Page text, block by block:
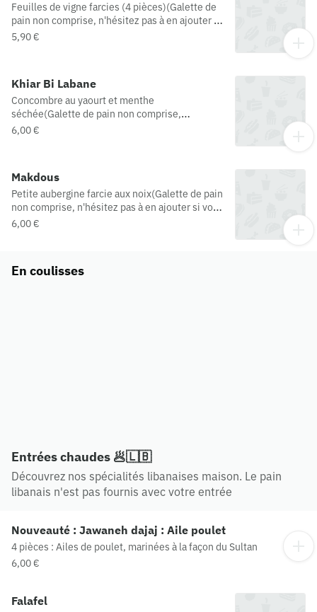
Feuilles de vigne farcies (4 pièces)(Galette de
pain non comprise, n'hésitez pas à en ajouter si
vous souhaitez accompagner votre plat)
5,90 €
Khiar Bi Labane
Concombre au yaourt et menthe
séchée(Galette de pain non comprise,
n'hésitez pas à en ajouter si vous souhaitez
6,00 €
Makdous
Petite aubergine farcie aux noix(Galette de pain
non comprise, n'hésitez pas à en ajouter si vous
souhaitez accompagner votre plat)
6,00 €
En coulisses
Entrées chaudes 🥟🇱🇧
Découvrez nos spécialités libanaises maison. Le pain
libanais n'est pas fournis avec votre entrée
Nouveauté : Jawaneh dajaj : Aile poulet
4 pièces : Ailes de poulet, marinées à la façon du Sultan
6,00 €
Falafel